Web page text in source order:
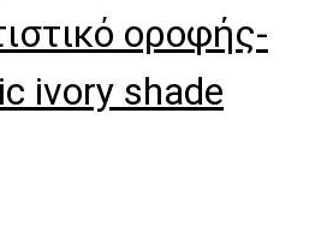
οροφής-
ivory shade